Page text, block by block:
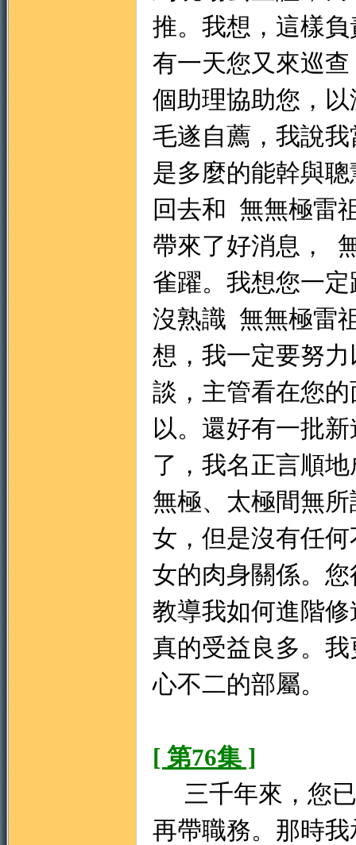
推。我想，這樣
有一天您又來巡
個助理協助您，
毛遂自薦，我說
是多麼的能幹與
回去和 無無極雷
帶來了好消息，
雀躍。我想您一
沒熟識 無無極雷
想，我一定要努
談，主管看在您
以。還好有一批
了，我名正言順
無極、太極間無
女，但是沒有任
女的肉身關係。
教導我如何進階
真的受益良多。
心不二的部屬。
[ 第76集 ]
三千年來，您已
再帶職務。那時